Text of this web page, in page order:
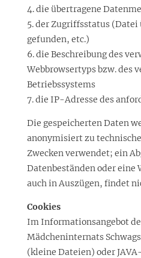
4. die übertragene
5. der Zugriffsstatus
gefunden, etc.)
6. die Beschreibung des
Webbrowsertyps bzw. des
Betriebssystems
7. die IP-Adresse des
Die gespeicherten Daten
anonymisiert zu
Zwecken verwendet; ein
Datenbeständen oder eine
auch in Auszügen, findet
Cookies
Im Informationsangebot
Mädcheninternats
(kleine Dateien) oder